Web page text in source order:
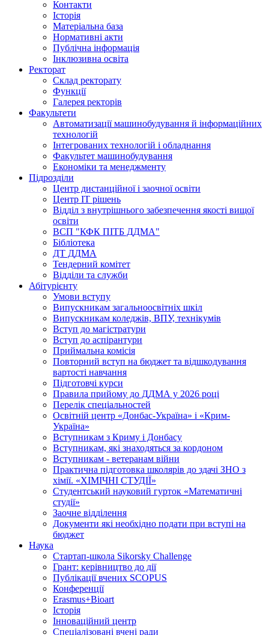
Контакти
Історія
Матеріальна база
Нормативні акти
Публічна інформація
Інклюзивна освіта
Ректорат
Склад ректорату
Функції
Галерея ректорів
Факультети
Автоматизації машинобудування й інформаційних
технологій
Інтегрованих технологій і обладнання
Факультет машинобудування
Економіки та менеджменту
Підрозділи
Центр дистанційної і заочної освіти
Центр ІТ рішень
Відділ з внутрішнього забезпечення якості вищої
освіти
ВСП "КФК ПІТБ ДДМА"
Бібліотека
ДТ ДДМА
Тендерний комітет
Відділи та служби
Абітурієнту
Умови вступу
Випускникам загальноосвітніх шкіл
Випускникам коледжів, ВПУ, технікумів
Вступ до магістратури
Вступ до аспірантури
Приймальна комісія
Повторний вступ на бюджет та відшкодування
вартості навчання
Підготовчі курси
Правила прийому до ДДМА у 2026 році
Перелік спеціальностей
Освітній центр «Донбас-Україна» і «Крим-
Україна»
Вступникам з Криму і Донбасу
Вступникам, які знаходяться за кордоном
Вступникам - ветеранам війни
Практична підготовка школярів до здачі ЗНО з
хімії. «ХІМІЧНІ СТУДІЇ»
Студентський науковий гурток «Математичні
студії»
Заочне відділення
Документи які необхідно подати при вступі на
бюджет
Наука
Стартап-школа Sikorsky Challenge
Грант: керівництво до дії
Публікації вчених SCOPUS
Конференції
Erasmus+Bioart
Історія
Інноваційний центр
Спеціалізовані вчені ради